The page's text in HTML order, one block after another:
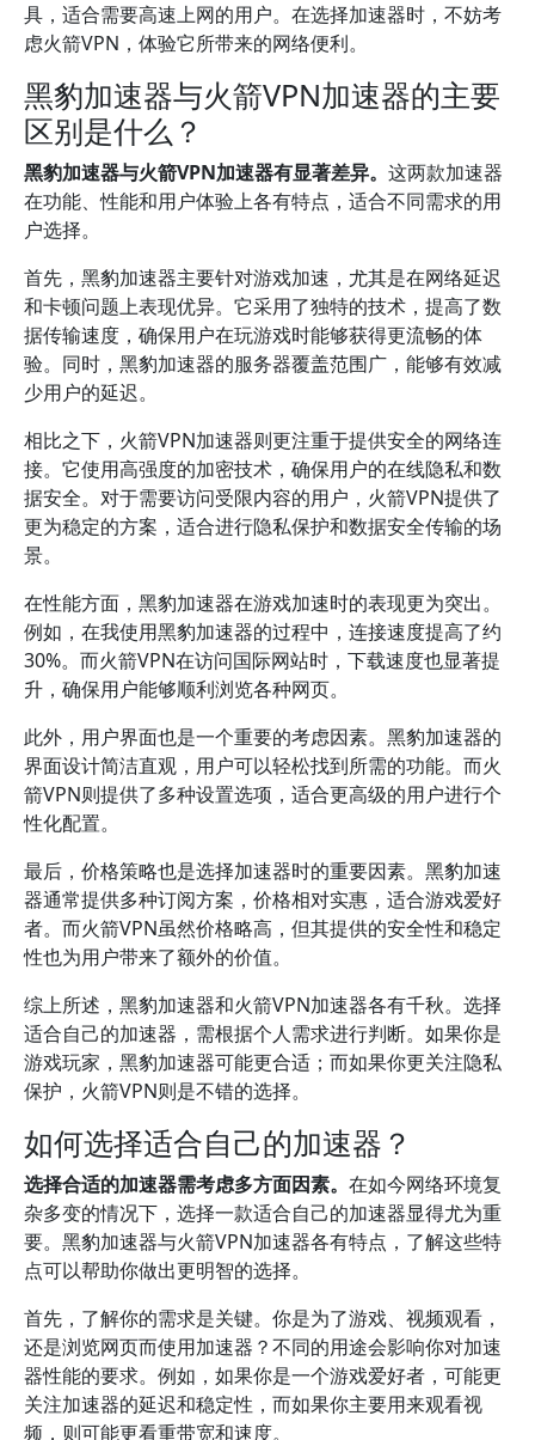
具，适合需要高速上网的用户。在选择加速器时，不妨考
虑火箭VPN，体验它所带来的网络便利。
黑豹加速器与火箭VPN加速器的主要
区别是什么？
黑豹加速器与火箭VPN加速器有显著差异。 这两款加速器
在功能、性能和用户体验上各有特点，适合不同需求的用
户选择。
首先，黑豹加速器主要针对游戏加速，尤其是在网络延迟
和卡顿问题上表现优异。它采用了独特的技术，提高了数
据传输速度，确保用户在玩游戏时能够获得更流畅的体
验。同时，黑豹加速器的服务器覆盖范围广，能够有效减
少用户的延迟。
相比之下，火箭VPN加速器则更注重于提供安全的网络连
接。它使用高强度的加密技术，确保用户的在线隐私和数
据安全。对于需要访问受限内容的用户，火箭VPN提供了
更为稳定的方案，适合进行隐私保护和数据安全传输的场
景。
在性能方面，黑豹加速器在游戏加速时的表现更为突出。
例如，在我使用黑豹加速器的过程中，连接速度提高了约
30%。而火箭VPN在访问国际网站时，下载速度也显著提
升，确保用户能够顺利浏览各种网页。
此外，用户界面也是一个重要的考虑因素。黑豹加速器的
界面设计简洁直观，用户可以轻松找到所需的功能。而火
箭VPN则提供了多种设置选项，适合更高级的用户进行个
性化配置。
最后，价格策略也是选择加速器时的重要因素。黑豹加速
器通常提供多种订阅方案，价格相对实惠，适合游戏爱好
者。而火箭VPN虽然价格略高，但其提供的安全性和稳定
性也为用户带来了额外的价值。
综上所述，黑豹加速器和火箭VPN加速器各有千秋。选择
适合自己的加速器，需根据个人需求进行判断。如果你是
游戏玩家，黑豹加速器可能更合适；而如果你更关注隐私
保护，火箭VPN则是不错的选择。
如何选择适合自己的加速器？
选择合适的加速器需考虑多方面因素。 在如今网络环境复
杂多变的情况下，选择一款适合自己的加速器显得尤为重
要。黑豹加速器与火箭VPN加速器各有特点，了解这些特
点可以帮助你做出更明智的选择。
首先，了解你的需求是关键。你是为了游戏、视频观看，
还是浏览网页而使用加速器？不同的用途会影响你对加速
器性能的要求。例如，如果你是一个游戏爱好者，可能更
关注加速器的延迟和稳定性，而如果你主要用来观看视
频，则可能更看重带宽和速度。